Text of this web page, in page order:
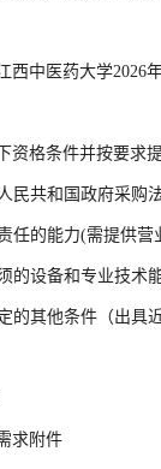
西中医药大学2026
资格条件并按要求
民共和国政府采购
任的能力(需提供营
的设备和专业技术能
的其他条件（出具
求附件